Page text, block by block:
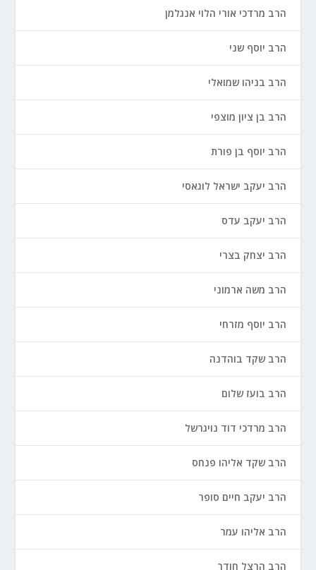
הרב מרדכי אורי הלוי אנגלמן
הרב יוסף שני
הרב בניהו שמואלי
הרב בן ציון מוצפי
הרב יוסף בן פורת
הרב יעקב ישראל לוגאסי
הרב יעקב עדס
הרב יצחק בצרי
הרב משה ארמוני
הרב יוסף מזרחי
הרב שקד בוהדנה
הרב בועז שלום
הרב מרדכי דוד נויגרשל
הרב שקד אליהו פנחס
הרב יעקב חיים סופר
הרב אליהו עמר
הרב הרצל חודר